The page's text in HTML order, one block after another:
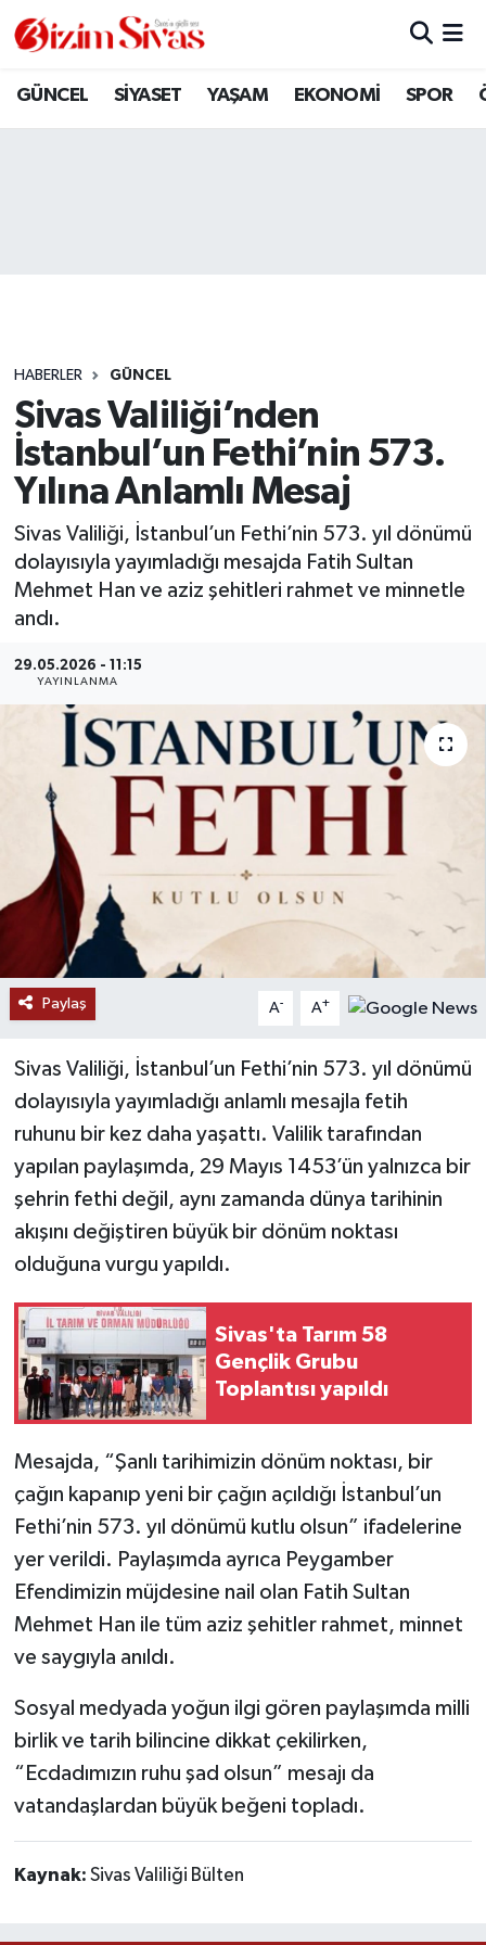
GÜNCEL SİYASET YAŞAM EKONOMİ SPOR
HABERLER GÜNCEL
Sivas Valiliği’nden
İstanbul’un Fethi’nin 573.
Yılına Anlamlı Mesaj
Sivas Valiliği, İstanbul’un Fethi’nin 573. yıl dönümü
dolayısıyla yayımladığı mesajda Fatih Sultan
Mehmet Han ve aziz şehitleri rahmet ve minnetle
andı.
29.05.2026 - 11:15
YAYINLANMA
Paylaş A- A+
Sivas Valiliği, İstanbul’un Fethi’nin 573. yıl dönümü
dolayısıyla yayımladığı anlamlı mesajla fetih
ruhunu bir kez daha yaşattı. Valilik tarafından
yapılan paylaşımda, 29 Mayıs 1453’ün yalnızca bir
şehrin fethi değil, aynı zamanda dünya tarihinin
akışını değiştiren büyük bir dönüm noktası
olduğuna vurgu yapıldı.
Sivas'ta Tarım 58
Gençlik Grubu
Toplantısı yapıldı
Mesajda, “Şanlı tarihimizin dönüm noktası, bir
çağın kapanıp yeni bir çağın açıldığı İstanbul’un
Fethi’nin 573. yıl dönümü kutlu olsun” ifadelerine
yer verildi. Paylaşımda ayrıca Peygamber
Efendimizin müjdesine nail olan Fatih Sultan
Mehmet Han ile tüm aziz şehitler rahmet, minnet
ve saygıyla anıldı.
Sosyal medyada yoğun ilgi gören paylaşımda milli
birlik ve tarih bilincine dikkat çekilirken,
“Ecdadımızın ruhu şad olsun” mesajı da
vatandaşlardan büyük beğeni topladı.
Kaynak: Sivas Valiliği Bülten
ARAMIZDAN AYRILANLAR
GÜNCEL
KÜLTÜR
MAGAZİN
ÖZEL HABER
SAĞLIK
SİYASET
SOSYAL YARDIMLAR
SPONSORLU YAZI
SPOR
TEKNOLOJİ
YAŞAM
Sivas Nöbetçi Eczaneler
Son Dakika Haberleri
Haber Arşivi